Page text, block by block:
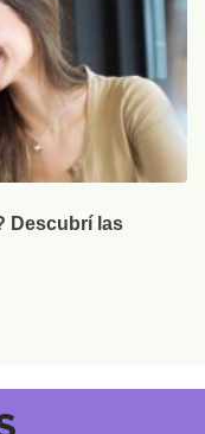
Descubrí las